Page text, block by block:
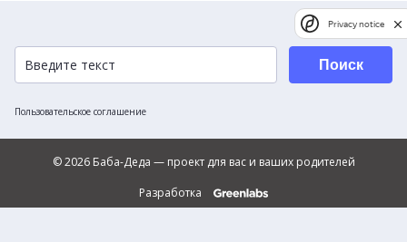
Пользовательское соглашение
Поиск
© 2026 Баба-Деда — проект для вас и ваших родителей
Разработка
Privacy notice